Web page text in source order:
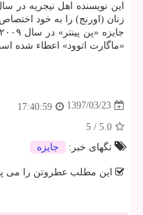
زنان (اورنج) را به خود اختصاص داد. وی همینطور در سال ۲۰۱۴ با رمان «آمریكانا» جایزه حلقه منتقدین
«ماگارت اتوود» اعطاء شده
1397/03/23
17:40:59
5.0
/
5
تگهای خبر:
جایزه
این مطلب عطروتن را می